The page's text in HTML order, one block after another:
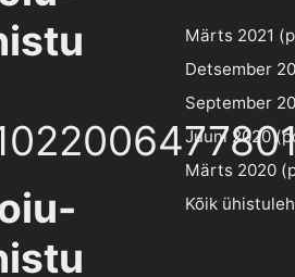
Märts 2021
Detsember
September
Juuni 2020
Märts 2020
Kõik